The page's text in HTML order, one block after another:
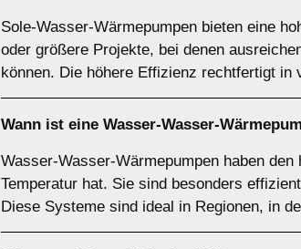
Sole-Wasser-Wärmepumpen bieten eine
oder größere Projekte, bei denen
können. Die höhere Effizienz rechtfertigt in
Wann ist eine Wasser-Wasser-
Wasser-Wasser-Wärmepumpen haben
Temperatur hat. Sie sind besonders
Diese Systeme sind ideal in Regionen, in